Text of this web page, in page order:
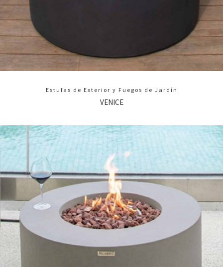
Estufas de Exterior y Fuegos de Jardín
VENICE